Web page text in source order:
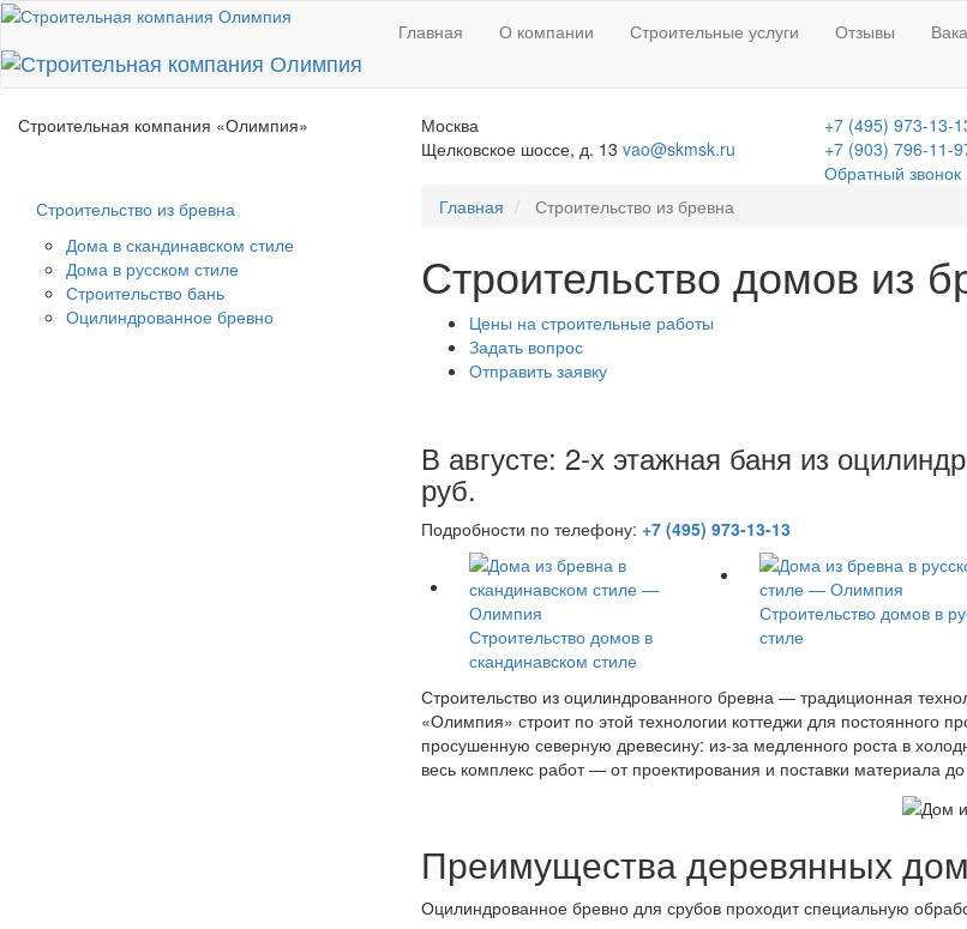
Главная О компании Строительные услуги Отзывы
Строительная компания «Олимпия»
Москва
Щелковское шоссе, д. 13 vao@skmsk.ru
+7 (495) 973-13-
+7 (903) 796-11-
Обратный звонок
Строительство из бревна
Дома в скандинавском стиле
Дома в русском стиле
Строительство бань
Оцилиндрованное бревно
Главная Строительство из бревна
Строительство домов из
Цены на строительные работы
Задать вопрос
Отправить заявку
В августе: 2-х этажная баня из
руб.
Подробности по телефону: +7 (495) 973-13-13
Строительство домов в
скандинавском стиле
Строительство домов в
стиле
Строительство из оцилиндрованного бревна — традиционная
«Олимпия» строит по этой технологии коттеджи для постоянного
просушенную северную древесину: из-за медленного роста в
весь комплекс работ — от проектирования и поставки материала до
Преимущества деревянных
Оцилиндрованное бревно для срубов проходит специальную